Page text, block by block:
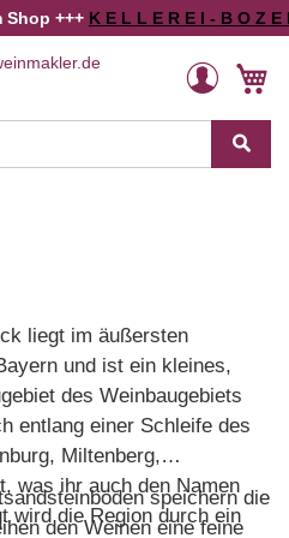
+++K E L L E R E I - B O Z E N
Veränderung
liegt im äußersten
und ist ein kleines,
des Weinbaugebiets
entlang einer Schleife des
Miltenberg,
was ihr auch den Namen
wird die Region durch ein
speichern die
den Weinen eine feine